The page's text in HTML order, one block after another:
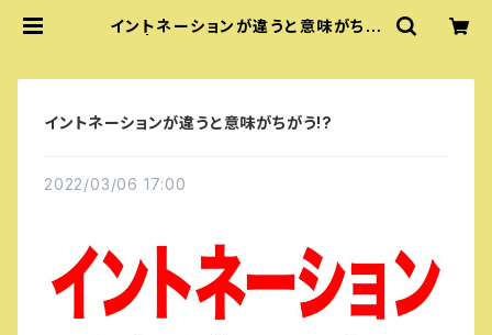
イントネーションが違うと意味がちが
イントネーションが違うと意味がちがう!?
2022/03/06 17:00